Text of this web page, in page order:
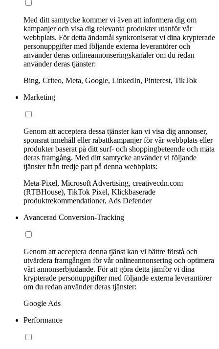
Med ditt samtycke kommer vi även att informera dig om
kampanjer och visa dig relevanta produkter utanför vår
webbplats. För detta ändamål synkroniserar vi dina krypterade
personuppgifter med följande externa leverantörer och
använder deras onlineannonseringskanaler om du redan
använder deras tjänster:
Bing, Criteo, Meta, Google, LinkedIn, Pinterest, TikTok
Marketing
Genom att acceptera dessa tjänster kan vi visa dig annonser,
sponsrat innehåll eller rabattkampanjer för vår webbplats eller
produkter baserat på ditt surf- och shoppingbeteende och mäta
deras framgång. Med ditt samtycke använder vi följande
tjänster från tredje part på denna webbplats:
Meta-Pixel, Microsoft Advertising, creativecdn.com
(RTBHouse), TikTok Pixel, Klickbaserade
produktrekommendationer, Ads Defender
Avancerad Conversion-Tracking
Genom att acceptera denna tjänst kan vi bättre förstå och
utvärdera framgången för vår onlineannonsering och optimera
vårt annonserbjudande. För att göra detta jämför vi dina
krypterade personuppgifter med följande externa leverantörer
om du redan använder deras tjänster:
Google Ads
Performance